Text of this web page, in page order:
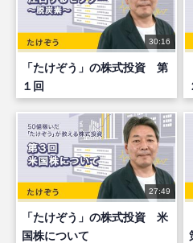
30:16
「たけぞう」の株式投資 第
１回
27:49
「たけぞう」の株式投資 米
国株について